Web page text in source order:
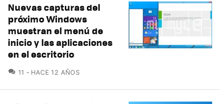
Nuevas capturas del
próximo Windows
muestran el menú de
inicio y las aplicaciones
en el escritorio
11 COMENTARIOS
HACE 12 AÑOS